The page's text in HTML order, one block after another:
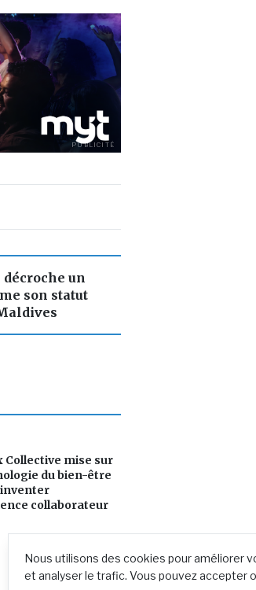
Nous utilisons des cookies pour améliorer
et analyser le trafic. Vous pouvez accepter
PUBLICITÉ
un
son statut
Collective mise sur
du bien-être
collaborateur